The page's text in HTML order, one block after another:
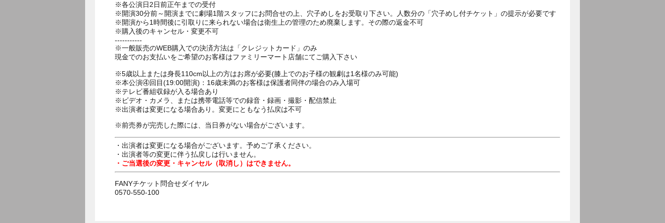
※各公演日2日前正午までの受付
※開演30分前～開演までに劇場1階スタッフにお問合せの上、穴子めしをお受取り下さい。人数分の「穴子めし付チケット」の提示が必要です
※開演から1時間後に引取りに来られない場合は衛生上の管理のため廃棄します。その際の返金不可
※購入後のキャンセル・変更不可
-----------
※一般販売のWEB購入での決済方法は「クレジットカード」のみ
現金でのお支払いをご希望のお客様はファミリーマート店舗にてご購入下さい
※5歳以上または身長110cm以上の方はお席が必要(膝上でのお子様の観劇は1名様のみ可能)
※本公演④回目(19:00開演)：16歳未満のお客様は保護者同伴の場合のみ入場可
※テレビ番組収録が入る場合あり
※ビデオ・カメラ、または携帯電話等での録音・録画・撮影・配信禁止
※出演者は変更になる場合あり。変更にともなう払戻は不可
※前売券が完売した際には、当日券がない場合がございます。
・出演者は変更になる場合がございます。予めご了承ください。
・出演者等の変更に伴う払戻しは行いません。
・ご当選後の変更・キャンセル（取消し）はできません。
FANYチケット問合せダイヤル
0570-550-100